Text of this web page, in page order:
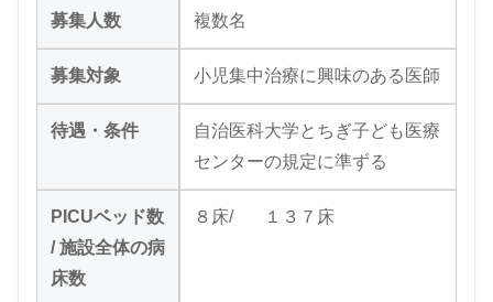
募集人数 複数名
募集対象 小児集中治療に興味のある医師
待遇・条件
自治医科大学とちぎ子ども医療
センターの規定に準ずる
PICUベッド数
/ 施設全体の病
床数
８床/ １３７床